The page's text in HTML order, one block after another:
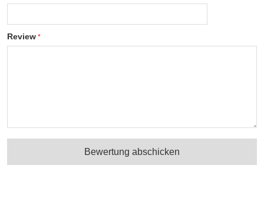
Review
Bewertung abschicken